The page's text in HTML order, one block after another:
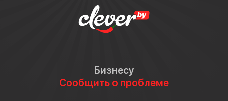
Бизнесу
Сообщить о проблеме